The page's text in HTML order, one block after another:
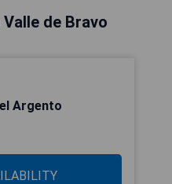
de Bravo
Argento